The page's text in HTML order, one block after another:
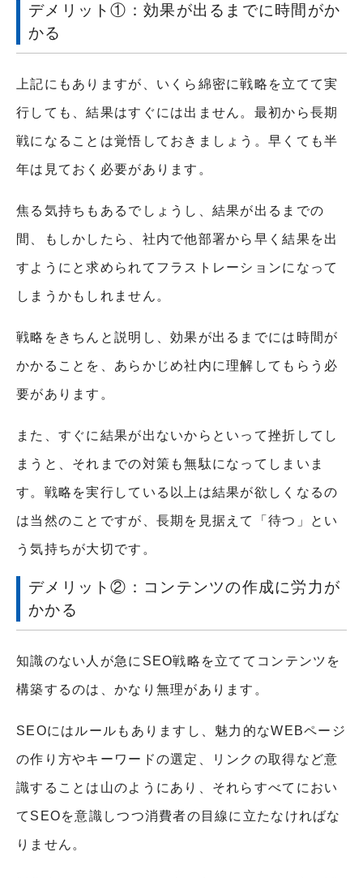
デメリット①：効果が出るまでに時間がか
かる
上記にもありますが、いくら綿密に戦略を立てて実
行しても、結果はすぐには出ません。最初から長期
戦になることは覚悟しておきましょう。早くても半
年は見ておく必要があります。
焦る気持ちもあるでしょうし、結果が出るまでの
間、もしかしたら、社内で他部署から早く結果を出
すようにと求められてフラストレーションになって
しまうかもしれません。
戦略をきちんと説明し、効果が出るまでには時間が
かかることを、あらかじめ社内に理解してもらう必
要があります。
また、すぐに結果が出ないからといって挫折してし
まうと、それまでの対策も無駄になってしまいま
す。戦略を実行している以上は結果が欲しくなるの
は当然のことですが、長期を見据えて「待つ」とい
う気持ちが大切です。
デメリット②：コンテンツの作成に労力が
かかる
知識のない人が急にSEO戦略を立ててコンテンツを
構築するのは、かなり無理があります。
SEOにはルールもありますし、魅力的なWEBページ
の作り方やキーワードの選定、リンクの取得など意
識することは山のようにあり、それらすべてにおい
てSEOを意識しつつ消費者の目線に立たなければな
りません。